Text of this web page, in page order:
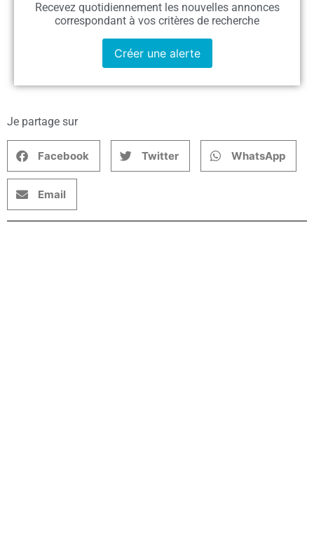
Recevez quotidiennement les nouvelles annonces
correspondant à vos critères de recherche
Créer une alerte
Je partage sur
Facebook Twitter WhatsApp
Email